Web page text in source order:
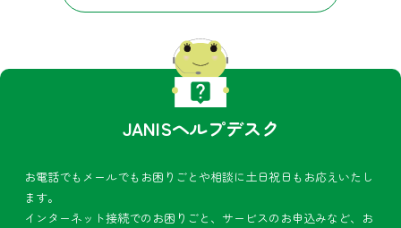
JANISヘルプデスク
お電話でもメールでもお困りごとや相談に土日祝日もお応えいたし
ます。
インターネット接続でのお困りごと、サービスのお申込みなど、お